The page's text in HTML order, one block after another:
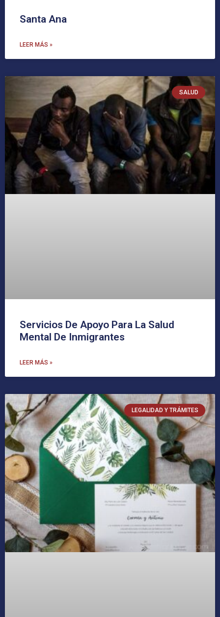
Santa Ana
LEER MÁS »
SALUD
Servicios De Apoyo Para La Salud
Mental De Inmigrantes
LEER MÁS »
LEGALIDAD Y TRÁMITES